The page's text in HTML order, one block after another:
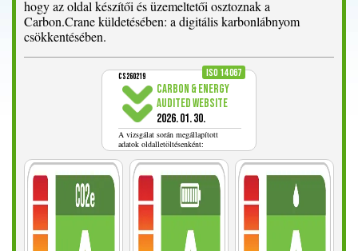
hogy az oldal készítői és üzemeltetői osztoznak a
Carbon.Crane küldetésében: a digitális karbonlábnyom
csökkentésében.
CS260219 ISO 14 067
CARBON & ENERGY
AUDITED WEBSITE
2026. 01. 30.
A vizsgálat során megállapított
adatok oldalletöltésenként: